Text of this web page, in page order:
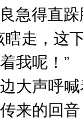
急得直
瞎走，这
我呢！”
大声呼
来的回